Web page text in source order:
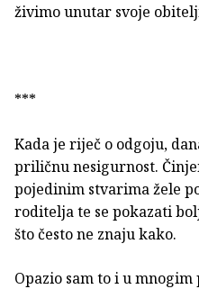
živimo unutar svoje
***
Kada je riječ o odgoju,
priličnu nesigurnost.
pojedinim stvarima žele
roditelja te se pokazati
što često ne znaju kako.
Opazio sam to i u